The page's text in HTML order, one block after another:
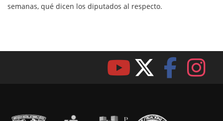
semanas, qué dicen los diputados al respecto.